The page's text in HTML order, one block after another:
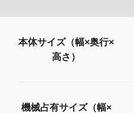
本体サイズ（幅×奥行×
高さ）
機械占有サイズ（幅×